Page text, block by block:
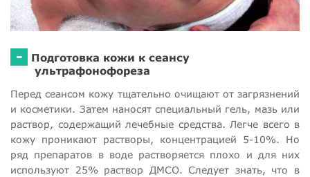
-
Подготовка кожи к сеансу
ультрафонофореза
Перед сеансом кожу тщательно очищают от загрязнений
и косметики. Затем наносят специальный гель, мазь или
раствор, содержащий лечебные средства. Легче всего в
кожу проникают растворы, концентрацией 5-10%. Но
ряд препаратов в воде растворяется плохо и для них
используют 25% раствор ДМСО. Следует знать, что в